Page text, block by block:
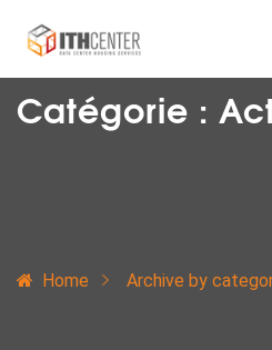
Catégorie :
Home Archive by